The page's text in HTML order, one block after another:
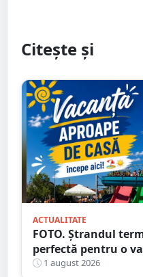
Citește și
ACTUALITATE
FOTO. Ștrandul
perfectă pentru o
României
1 august 2026